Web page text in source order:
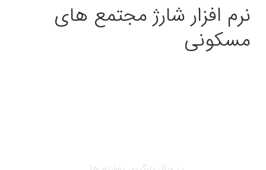
نرم افزار شارژ مجتمع های
مسکونی